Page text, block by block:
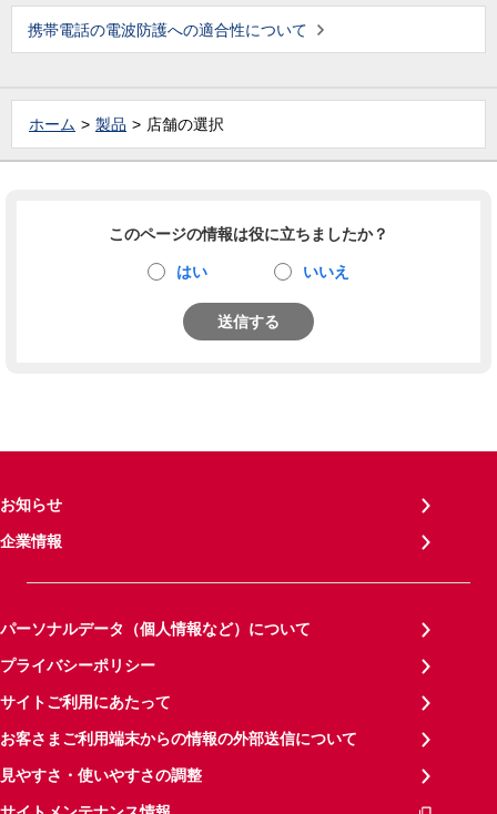
携帯電話の電波防護への適合性について
ホーム 製品 店舗の選択
このページの情報は役に立ちましたか？
はい いいえ
送信する
お知らせ
企業情報
パーソナルデータ（個人情報など）について
プライバシーポリシー
サイトご利用にあたって
お客さまご利用端末からの情報の外部送信について
見やすさ・使いやすさの調整